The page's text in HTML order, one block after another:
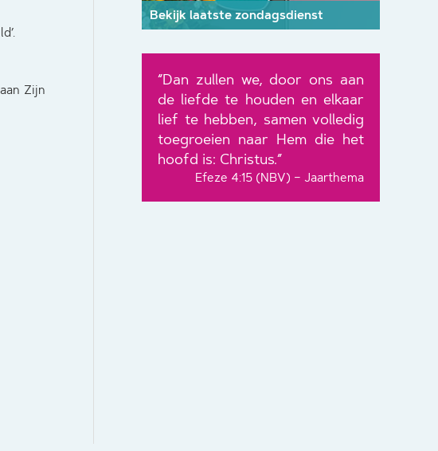
Zijn
Bekijk laatste zondagsdienst
“Dan zullen we, door ons aan
de liefde te houden en elkaar
lief te hebben, samen volledig
toegroeien naar Hem die het
hoofd is: Christus.”
Efeze 4:15 (NBV) – Jaarthema